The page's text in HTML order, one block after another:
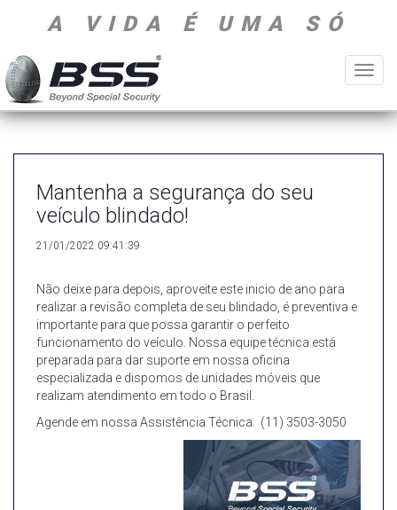
A VIDA É UMA SÓ
Mantenha a segurança do seu
veículo blindado!
21/01/2022 09:41:39
Não deixe para depois, aproveite este inicio de ano para
realizar a revisão completa de seu blindado, é preventiva e
importante para que possa garantir o perfeito
funcionamento do veículo. Nossa equipe técnica está
preparada para dar suporte em nossa oficina
especializada e dispomos de unidades móveis que
realizam atendimento em todo o Brasil.
Agende em nossa Assistência Técnica. (11) 3503-3050